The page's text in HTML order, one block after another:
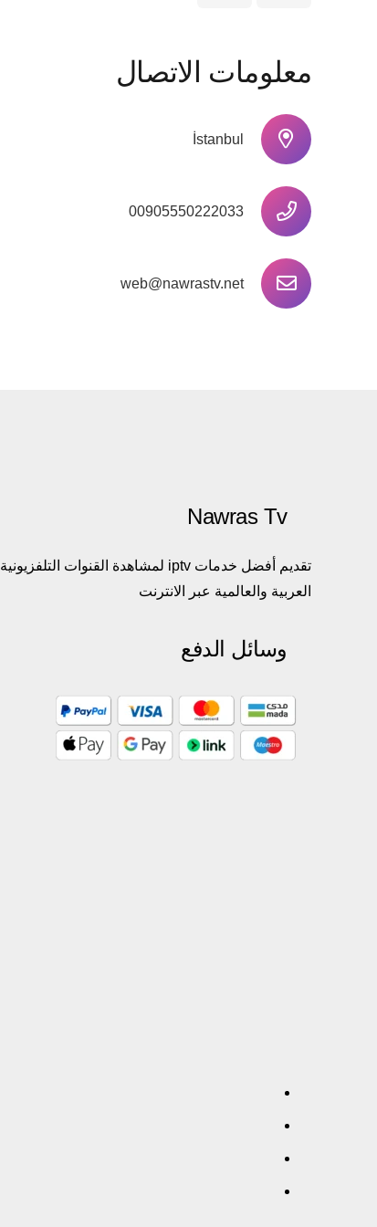
معلومات الاتصال
İstanbul
00905550222033
web@nawrastv.net
Nawras Tv
تقديم أفضل خدمات iptv لمشاهدة القنوات التلفزيونية
العربية والعالمية عبر الانترنت
وسائل الدفع